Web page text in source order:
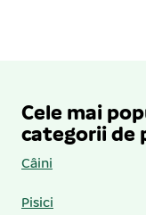
Cele mai
categorii de
Câini
Pisici